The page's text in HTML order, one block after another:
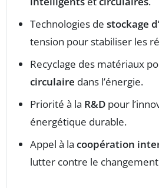
Technologies de stockage
tension pour stabiliser les
Recyclage des matériaux
circulaire dans l’énergie.
Priorité à la R&D pour
énergétique durable.
Appel à la coopération
lutter contre le